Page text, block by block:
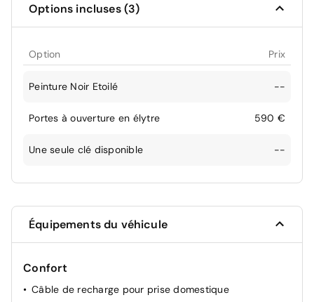
Options incluses (3)
Option Prix
Peinture Noir Etoilé --
Portes à ouverture en élytre 590 €
Une seule clé disponible --
Équipements du véhicule
Confort
Câble de recharge pour prise domestique